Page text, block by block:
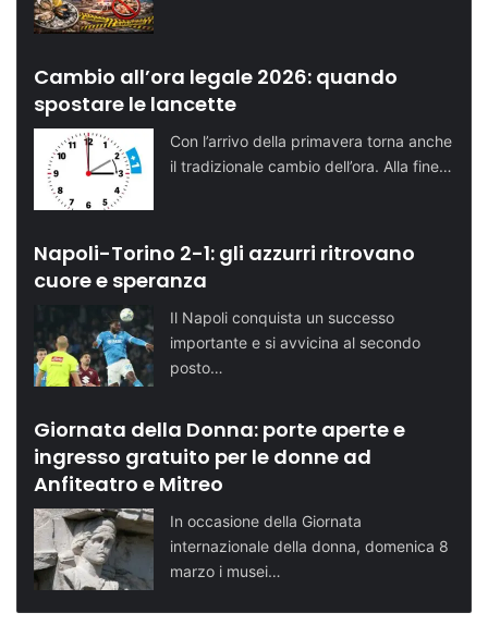
Cambio all’ora legale 2026: quando
spostare le lancette
Con l’arrivo della primavera torna anche
il tradizionale cambio dell’ora. Alla fine…
Napoli-Torino 2-1: gli azzurri ritrovano
cuore e speranza
Il Napoli conquista un successo
importante e si avvicina al secondo
posto…
Giornata della Donna: porte aperte e
ingresso gratuito per le donne ad
Anfiteatro e Mitreo
In occasione della Giornata
internazionale della donna, domenica 8
marzo i musei…